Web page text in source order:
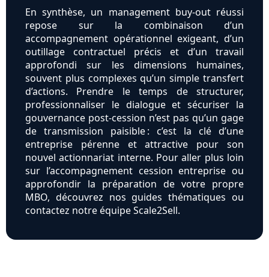
En synthèse, un management buy-out réussi
repose sur la combinaison d’un
accompagnement opérationnel exigeant, d’un
outillage contractuel précis et d’un travail
approfondi sur les dimensions humaines,
souvent plus complexes qu’un simple transfert
d’actions. Prendre le temps de structurer,
professionnaliser le dialogue et sécuriser la
gouvernance post-cession n’est pas qu’un gage
de transmission paisible : c’est la clé d’une
entreprise pérenne et attractive pour son
nouvel actionnariat interne. Pour aller plus loin
sur l’accompagnement cession entreprise ou
approfondir la préparation de votre propre
MBO, découvrez nos guides thématiques ou
contactez notre équipe Scale2Sell.